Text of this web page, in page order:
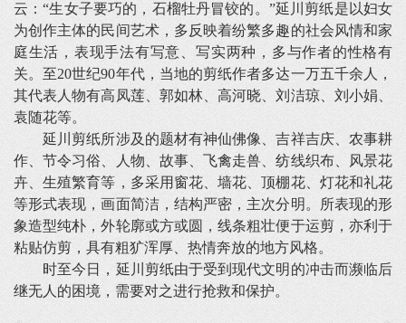
云：“生女子要巧的，石榴牡丹冒铰的。”延川剪纸是以妇女
为创作主体的民间艺术，多反映着纷繁多趣的社会风情和家
庭生活，表现手法有写意、写实两种，多与作者的性格有
关。至20世纪90年代，当地的剪纸作者多达一万五千余人，
其代表人物有高凤莲、郭如林、高河晓、刘洁琼、刘小娟、
袁随花等。
延川剪纸所涉及的题材有神仙佛像、吉祥吉庆、农事耕
作、节令习俗、人物、故事、飞禽走兽、纺线织布、风景花
卉、生殖繁育等，多采用窗花、墙花、顶棚花、灯花和礼花
等形式表现，画面简洁，结构严密，主次分明。所表现的形
象造型纯朴，外轮廓或方或圆，线条粗壮便于运剪，亦利于
粘贴仿剪，具有粗犷浑厚、热情奔放的地方风格。
时至今日，延川剪纸由于受到现代文明的冲击而濒临后
继无人的困境，需要对之进行抢救和保护。